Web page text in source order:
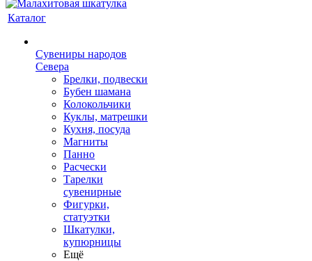
Каталог
Сувениры народов
Севера
Брелки, подвески
Бубен шамана
Колокольчики
Куклы, матрешки
Кухня, посуда
Магниты
Панно
Расчески
Тарелки
сувенирные
Фигурки,
статуэтки
Шкатулки,
купюрницы
Ещё